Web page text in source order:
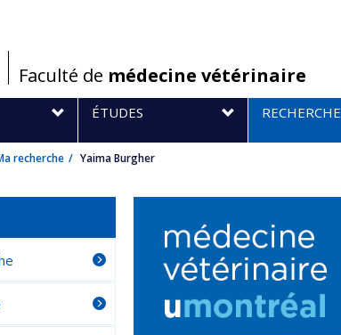
/Faculté de médecine vétérinaire
ÉTUDES RECHERCHE
recherche Yaima Burgher